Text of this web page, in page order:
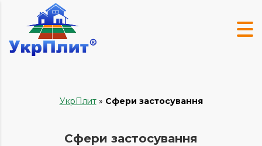
УкрПлит» Сфери застосування
Сфери застосування